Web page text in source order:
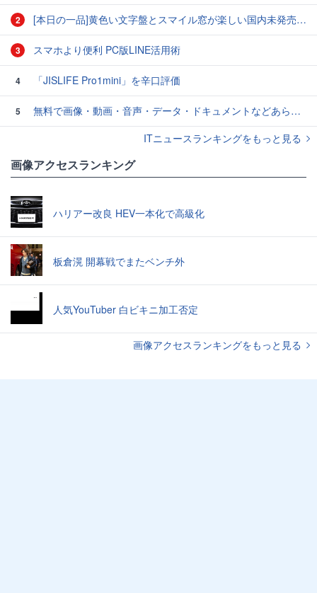
2 [本日の一品]黄色い文字盤とスマイル窓が楽しい国内未発売のCASIO「AMW-880D」
3 スマホより便利 PC版LINE活用術
4 「JISLIFE Pro1mini」を辛口評価
5
無料で画像・動画・音声・データ・ドキュメントなどあらゆるファイルを自分のローカルPC内で変換できるオープンソースのセルフホスト型ファイルコンバーター「Transmute」、ファイルサイズ制限や透かしの追加など一切なしでユーザー作成も可能
ITニュースランキングをもっと見る
画像アクセスランキング
ハリアー改良 HEV一本化で高級化
板倉滉 開幕戦でまたベンチ外
人気YouTuber 白ビキニ加工否定
画像アクセスランキングをもっと見る